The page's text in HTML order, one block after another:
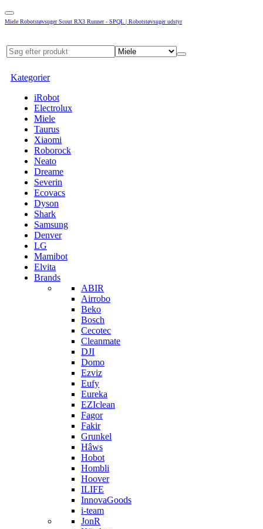
Miele Robotstøvsuger Scout RX3 Runner - SPQL | Robotstøvsuger udstyr
Kategorier
iRobot
Electrolux
Miele
Taurus
Xiaomi
Roborock
Neato
Dreame
Severin
Ecovacs
Dyson
Shark
Samsung
Denver
LG
Mamibot
Elvita
Brands
ABIR
Airrobo
Beko
Bosch
Cecotec
Cleanmate
DJI
Domo
Ezviz
Eufy
Eureka
EZIclean
Fagor
Fakir
Grunkel
Hâws
Hobot
Hombli
Hoover
ILIFE
InnovaGoods
i-team
JonR